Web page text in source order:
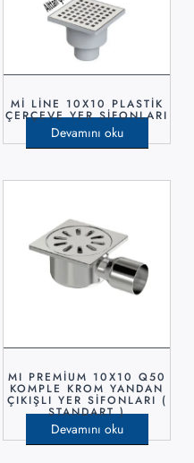
Mİ LİNE 10X10 PLASTİK
ÇERÇEVE YER SİFONLARI
Devamını oku
MI PREMİUM 10X10 Q50
KOMPLE KROM YANDAN
ÇIKIŞLI YER SİFONLARI (
STANDART )
Devamını oku